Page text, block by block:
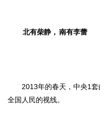
北有柴静， 南有李蕾
2013年的春天，中央1
全国人民的视线。